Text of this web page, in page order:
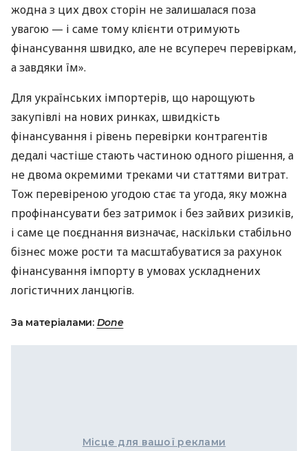
жодна з цих двох сторін не залишалася поза
увагою — і саме тому клієнти отримують
фінансування швидко, але не всупереч перевіркам,
а завдяки їм».
Для українських імпортерів, що нарощують
закупівлі на нових ринках, швидкість
фінансування і рівень перевірки контрагентів
дедалі частіше стають частиною одного рішення, а
не двома окремими треками чи статтями витрат.
Тож перевіреною угодою стає та угода, яку можна
профінансувати без затримок і без зайвих ризиків,
і саме це поєднання визначає, наскільки стабільно
бізнес може рости та масштабуватися за рахунок
фінансування імпорту в умовах ускладнених
логістичних ланцюгів.
За матеріалами: Done
Місце для вашої реклами